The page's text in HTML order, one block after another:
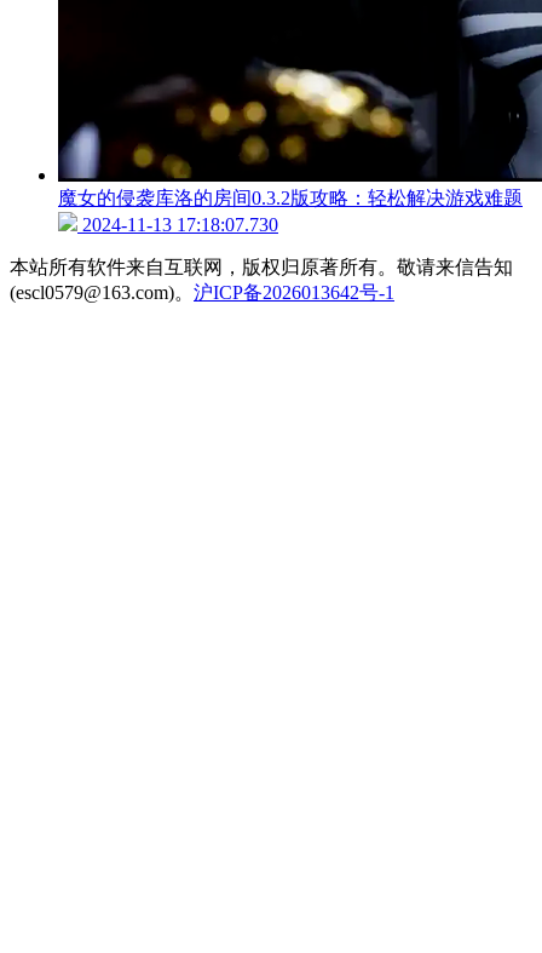
魔女的侵袭库洛的房间0.3.2版攻略：轻松解决游戏难题
2024-11-13 17:18:07.730
本站所有软件来自互联网，版权归原著所有。敬请来信告知
(escl0579@163.com)。 沪ICP备2026013642号-1